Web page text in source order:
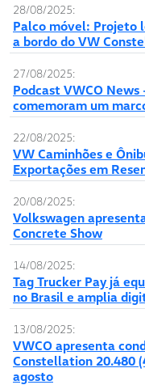
28/08/2025:
Palco móvel: Projeto
a bordo do VW
27/08/2025:
Podcast VWCO
comemoram um
22/08/2025:
VW Caminhões e
Exportações em
20/08/2025:
Volkswagen
Concrete Show
14/08/2025:
Tag Trucker Pay já
no Brasil e amplia
13/08/2025:
VWCO apresenta
Constellation 20.480
agosto